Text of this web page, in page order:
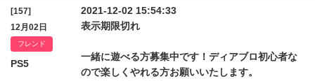
[157]
12月02日
フレンド
PS5
2021-12-02 15:54:33
表示期限切れ
一緒に遊べる方募集中です！ディアブロ初心者な
ので楽しくやれる方お願いいたします。